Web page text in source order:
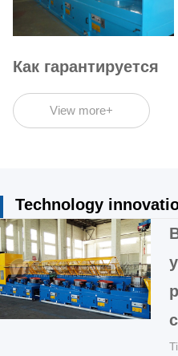
Как гарантируется
работы
волочильной
View more+
Technology